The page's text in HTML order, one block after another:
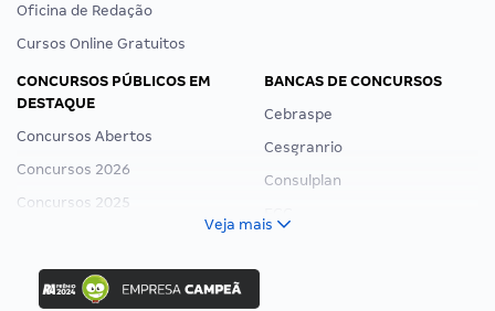
Oficina de Redação
Cursos Online Gratuitos
CONCURSOS PÚBLICOS EM
DESTAQUE
Concursos Abertos
Concursos 2026
Concursos 2025
Concurso Ibama
Concurso MPU
BANCAS DE CONCURSOS
Cebraspe
Cesgranrio
Consulplan
Veja mais